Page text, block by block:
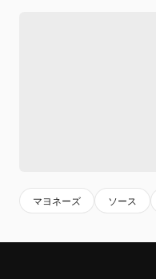
マヨネーズ ソース